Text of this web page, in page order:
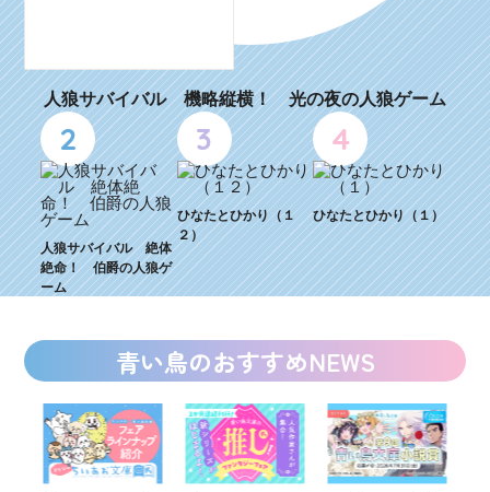
人狼サバイバル 機略縦横！ 光の夜の人狼ゲーム
2
人狼サバイバル 絶体
絶命！ 伯爵の人狼ゲ
ーム
3
ひなたとひかり（１
２）
4
ひなたとひかり（１）
青い鳥のおすすめNEWS